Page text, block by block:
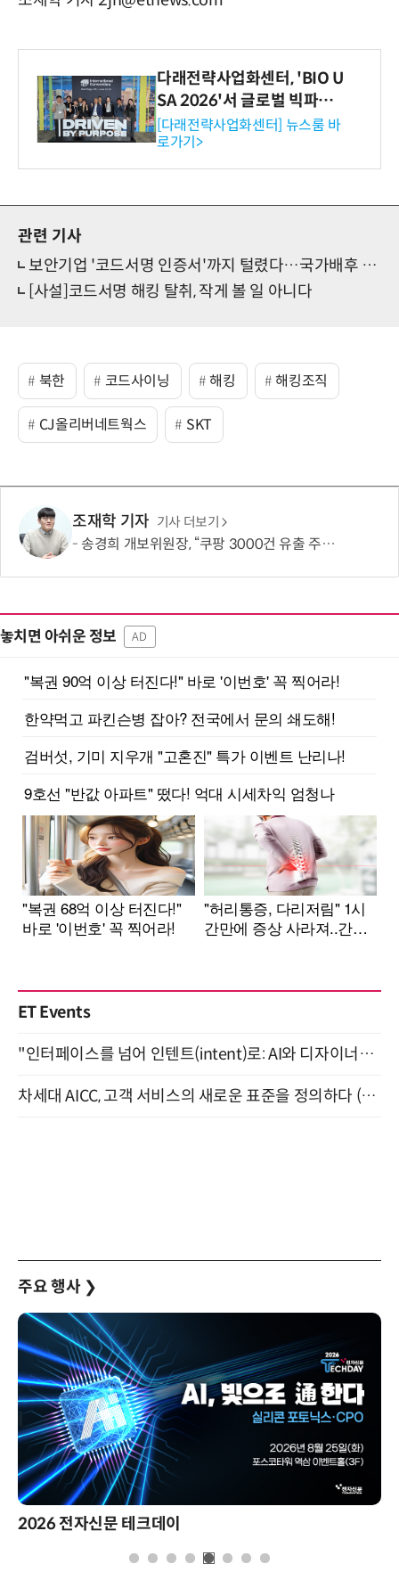
다래전략사업화센터, 'BIO U
SA 2026'서 글로벌 빅파마
와의 비즈니스 미팅 지원…K
-바이오 해외 진출 교두보 확
보
[다래전략사업화센터] 뉴스룸 바
로가기>
관련 기사
보안기업 '코드서명 인증서'까지 털렸다…국가배후 해킹조직 공격
[사설]코드서명 해킹 탈취, 작게 볼 일 아니다
북한 코드사이닝 해킹 해킹조직
CJ올리버네트웍스 SKT
조재학 기자 기사 더보기
송경희 개보위원장, “쿠팡 3000건 유출 주장 사실과 달라…엄정 처분할 것”
놓치면 아쉬운 정보 AD
ET Events
"인터페이스를 넘어 인텐트(intent)로: AI와 디자이너가 함께 만드는 공존의 UX" 강남역 (9/2)
차세대 AICC, 고객 서비스의 새로운 표준을 정의하다 (9/9)
주요 행사 ❯
2026 전자신문 테크데이